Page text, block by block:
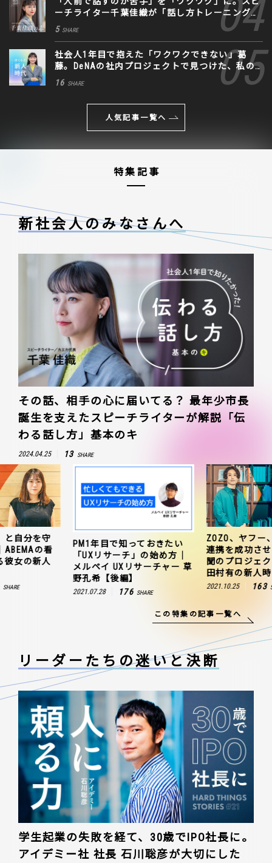
ーチライター千葉佳織が「話し方トレーニング」
に込めた思い
5 SHARE
社会人1年目で抱えた「ワクワクできない」葛
藤。DeNAの社内プロジェクトで見つけた、私の
生きる道
16 SHARE
人気記事一覧へ
特集記事
新社会人のみなさんへ
その話、相手の心に届いてる？ 最年少市長
誕生を支えたスピーチライターが解説「伝
わる話し方」基本のキ
2024.04.25 13 SHARE
ておきたい
の始め方｜
ーチャー 草
ZOZO、ヤフー、PayPay3社
連携を成功させよ。前代未
聞のプロジェクトを率いた
田村有の新人時代
163
「新人だから
るのをやめた
板番組を支え
時代
2021.10.14 156
この特集の記事一覧へ
リーダーたちの迷いと決断
学生起業の失敗を経て、30歳でIPO社長に。
アイデミー社 社長 石川聡彦が大切にした